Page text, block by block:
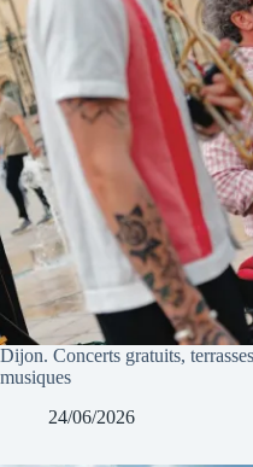
Dijon. Concerts gratuits,
musiques
24/06/2026